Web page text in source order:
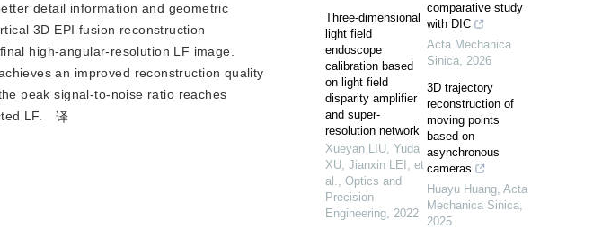
detail information and geometric
3D EPI fusion reconstruction
high-angular-resolution LF image.
an improved reconstruction quality
peak signal-to-noise ratio reaches
LF.
译
Three-dimensional
light field
endoscope
calibration based
on light field
disparity amplifier
and super-
resolution network
Xueyan LIU, Yuda
XU, Jianxin LEI, et
al., Optics and
Precision
Engineering, 2022
comparative study
with DIC
Acta Mechanica
Sinica, 2026
3D trajectory
reconstruction of
moving points
based on
asynchronous
cameras
Huayu Huang, Acta
Mechanica Sinica,
2025